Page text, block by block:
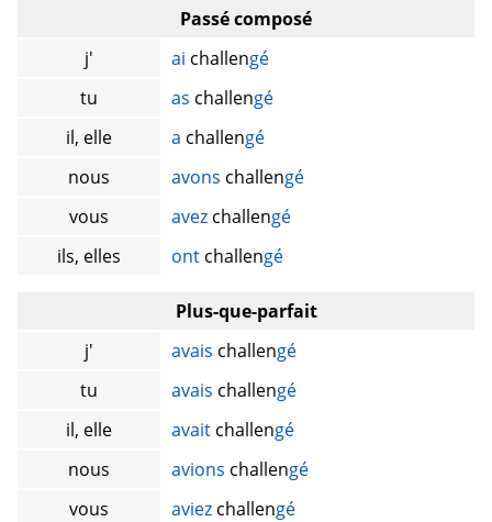
Passé composé
j'
ai challengé
tu
as challengé
il, elle
a challengé
nous
avons challengé
vous
avez challengé
ils, elles
ont challengé
Plus-que-parfait
j'
avais challengé
tu
avais challengé
il, elle
avait challengé
nous
avions challengé
vous
aviez challengé